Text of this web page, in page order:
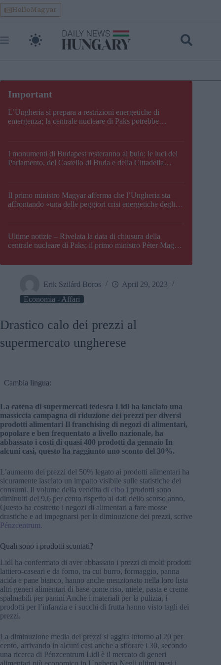
Skip
to
content
HelloMagyar
L’Ungheria si prepara a restrizioni energetiche di
emergenza; la centrale nucleare di Paks potrebbe
I monumenti di Budapest resteranno al buio: le luci del
Parlamento, del Castello di Buda e della Cittadella
Il primo ministro Magyar afferma che l’Ungheria sta
affrontando «una delle peggiori crisi energetiche degli
Ultime notizie – Rivelata la data di chiusura della
centrale nucleare di Paks; il primo ministro Péter Magyar
Erik Szilárd Boros
April 29, 2023
Economia - Affari
Drastico calo dei prezzi al
supermercato ungherese
Cambia lingua:
La catena di supermercati tedesca Lidl ha lanciato una
massiccia campagna di riduzione dei prezzi per diversi
prodotti alimentari Il franchising di negozi di alimentari,
popolare e ben frequentato a livello nazionale, ha
abbassato i costi di quasi 400 prodotti da gennaio In
alcuni casi, questo ha raggiunto uno sconto del 30%.
L’aumento dei prezzi del 50% legato ai prodotti alimentari ha
sicuramente lasciato un impatto visibile sulle statistiche dei
consumi. Il volume della vendita di cibo i prodotti sono
diminuiti del 9,6 per cento rispetto ai dati dello scorso anno,
Questo ha costretto i negozi di alimentari a fare mosse
drastiche e ad impegnarsi per la diminuzione dei prezzi, scrive
Pénzcentrum.
Quali sono i prodotti scontati?
Lidl ha confermato di aver abbassato i prezzi di molti prodotti
lattiero-caseari e da forno, tra cui burro, formaggio, panna
acida e pane bianco, hanno anche menzionato nella loro lista
altri generi alimentari di base come riso, miele, pasta e creme
spalmabili per panini Anche i materiali per la pulizia, i
prodotti per l’infanzia e i succhi di frutta hanno visto tagli dei
prezzi.
La diminuzione media dei prezzi si aggira intorno al 20 per
cento, arrivando in alcuni casi anche a sfiorare i 30, secondo
una ricerca di Pénzcentrum Lidl è il mercato di generi
alimentari più economico in Ungheria Negli ultimi mesi i